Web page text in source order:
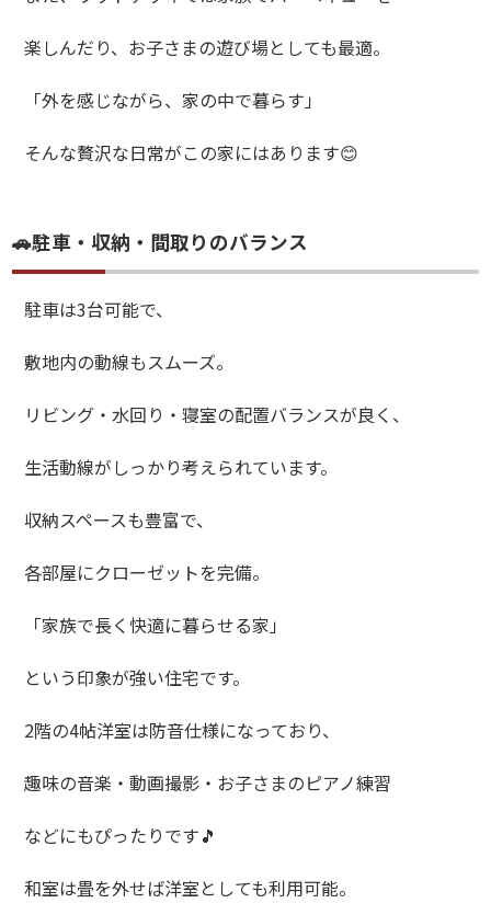
楽しんだり、お子さまの遊び場としても最適。
「外を感じながら、家の中で暮らす」
そんな贅沢な日常がこの家にはあります😊
🚗駐車・収納・間取りのバランス
駐車は3台可能で、
敷地内の動線もスムーズ。
リビング・水回り・寝室の配置バランスが良く、
生活動線がしっかり考えられています。
収納スペースも豊富で、
各部屋にクローゼットを完備。
「家族で長く快適に暮らせる家」
という印象が強い住宅です。
2階の4帖洋室は防音仕様になっており、
趣味の音楽・動画撮影・お子さまのピアノ練習
などにもぴったりです🎵
和室は畳を外せば洋室としても利用可能。